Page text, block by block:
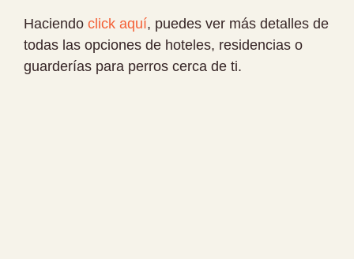
Haciendo click aquí, puedes ver más detalles de
todas las opciones de hoteles, residencias o
guarderías para perros cerca de ti.